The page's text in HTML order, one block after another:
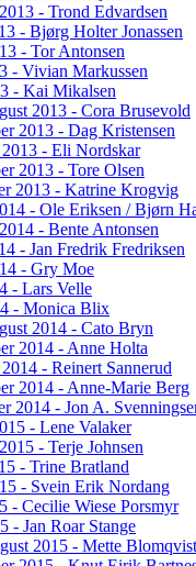
- Trond Edvardsen
- Bjørg Holter Jonassen
- Tor Antonsen
- Vivian Markussen
- Kai Mikalsen
2013 - Cora Brusevold
2013 - Dag Kristensen
- Eli Nordskar
2013 - Tore Olsen
2013 - Katrine Krogvig
- Ole Eriksen / Bjørn
- Bente Antonsen
- Jan Fredrik Fredriksen
- Gry Moe
- Lars Velle
- Monica Blix
2014 - Cato Bryn
2014 - Anne Holta
- Reinert Sannerud
2014 - Anne-Marie Berg
2014 - Jon A.
- Lene Valaker
- Terje Johnsen
- Trine Bratland
- Svein Erik Nordang
- Cecilie Wiese Porsmyr
- Jan Roar Stange
2015 - Mette Blomqvist